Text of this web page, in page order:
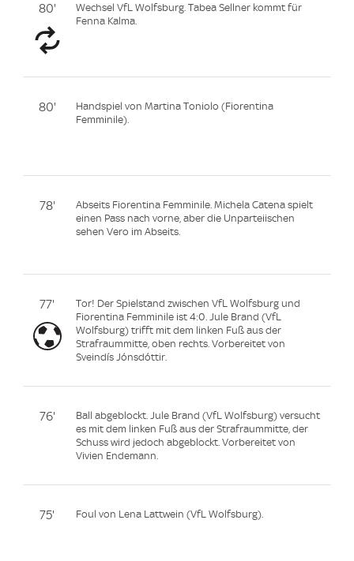
80'
Wechsel VfL Wolfsburg. Tabea Sellner kommt für
Fenna Kalma.
80'
Handspiel von Martina Toniolo (Fiorentina
Femminile).
78'
Abseits Fiorentina Femminile. Michela Catena spielt
einen Pass nach vorne, aber die Unparteiischen
sehen Vero im Abseits.
77'
Tor! Der Spielstand zwischen VfL Wolfsburg und
Fiorentina Femminile ist 4:0. Jule Brand (VfL
Wolfsburg) trifft mit dem linken Fuß aus der
Strafraummitte, oben rechts. Vorbereitet von
Sveindís Jónsdóttir.
76'
Ball abgeblockt. Jule Brand (VfL Wolfsburg) versucht
es mit dem linken Fuß aus der Strafraummitte, der
Schuss wird jedoch abgeblockt. Vorbereitet von
Vivien Endemann.
75' Foul von Lena Lattwein (VfL Wolfsburg).